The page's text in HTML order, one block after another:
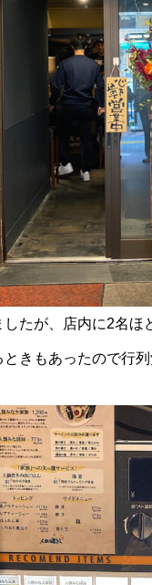
たが、店内に2名
きもあったので行